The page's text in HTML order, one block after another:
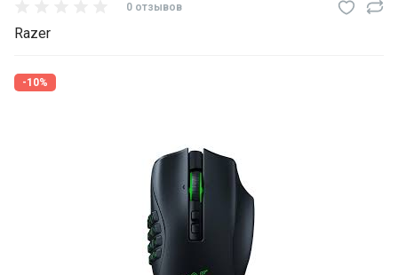
0 отзывов
Razer
-10%